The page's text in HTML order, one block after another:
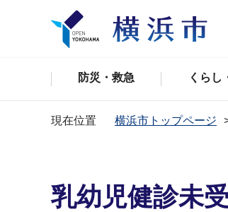
防災・救急 くらし
現在位置 横浜市トップページ
乳幼児健診未